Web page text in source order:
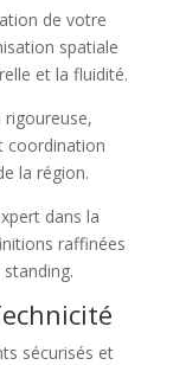
de votre
spatiale
et la fluidité.
rigoureuse,
coordination
la région.
dans la
raffinées
sécurisés et